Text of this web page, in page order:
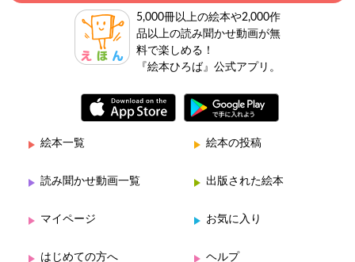
5,000冊以上の絵本や2,000作
品以上の読み聞かせ動画が無
料で楽しめる！
『絵本ひろば』公式アプリ。
絵本一覧 絵本の投稿
読み聞かせ動画一覧 出版された絵本
マイページ お気に入り
はじめての方へ ヘルプ